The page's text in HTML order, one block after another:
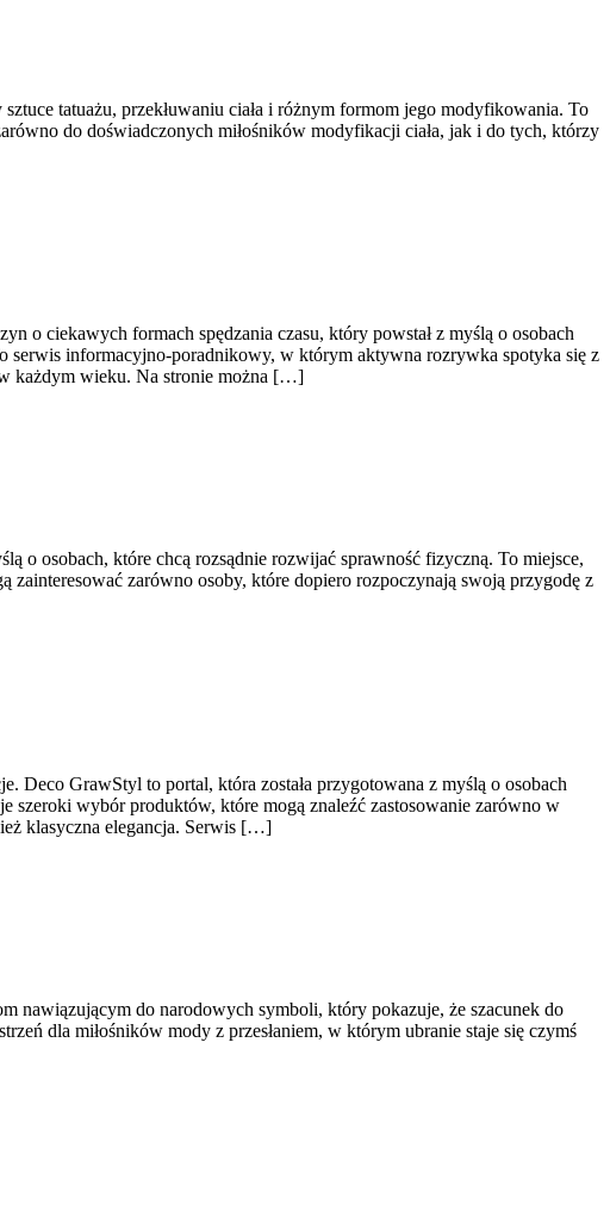
tatuażu, przekłuwaniu ciała i różnym formom jego modyfikowania. To
do doświadczonych miłośników modyfikacji ciała, jak i do tych, którzy
o ciekawych formach spędzania czasu, który powstał z myślą o osobach
serwis informacyjno-poradnikowy, w którym aktywna rozrywka spotyka się z
każdym wieku. Na stronie można […]
o osobach, które chcą rozsądnie rozwijać sprawność fizyczną. To miejsce,
zainteresować zarówno osoby, które dopiero rozpoczynają swoją przygodę z
Deco GrawStyl to portal, która została przygotowana z myślą o osobach
wybór produktów, które mogą znaleźć zastosowanie zarówno w
klasyczna elegancja. Serwis […]
nawiązującym do narodowych symboli, który pokazuje, że szacunek do
dla miłośników mody z przesłaniem, w którym ubranie staje się czymś